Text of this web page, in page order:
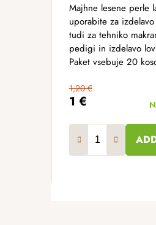
1 €
1,20 €
Majhne lesene perle
uporabite za
tudi za tehniko
pedigi in izdelavo
Paket vsebuje 20